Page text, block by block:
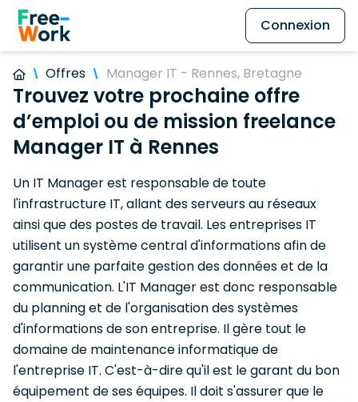
Connexion
Offres Manager IT - Rennes, Bretagne
Trouvez votre prochaine offre
d’emploi ou de mission freelance
Manager IT à Rennes
Un IT Manager est responsable de toute
l'infrastructure IT, allant des serveurs au réseaux
ainsi que des postes de travail. Les entreprises IT
utilisent un système central d'informations afin de
garantir une parfaite gestion des données et de la
communication. L'IT Manager est donc responsable
du planning et de l'organisation des systèmes
d'informations de son entreprise. Il gère tout le
domaine de maintenance informatique de
l'entreprise IT. C'est-à-dire qu'il est le garant du bon
équipement de ses équipes. Il doit s'assurer que le